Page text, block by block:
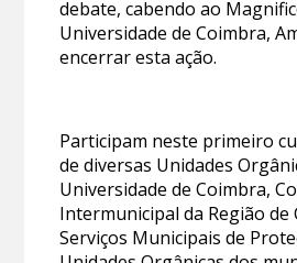
debate, cabendo ao
Universidade de Coimbra,
encerrar esta ação.
Participam neste primeiro
de diversas Unidades
Universidade de Coimbra,
Intermunicipal da Região de
Serviços Municipais de